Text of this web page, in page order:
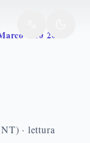
4 10 20
· lettura